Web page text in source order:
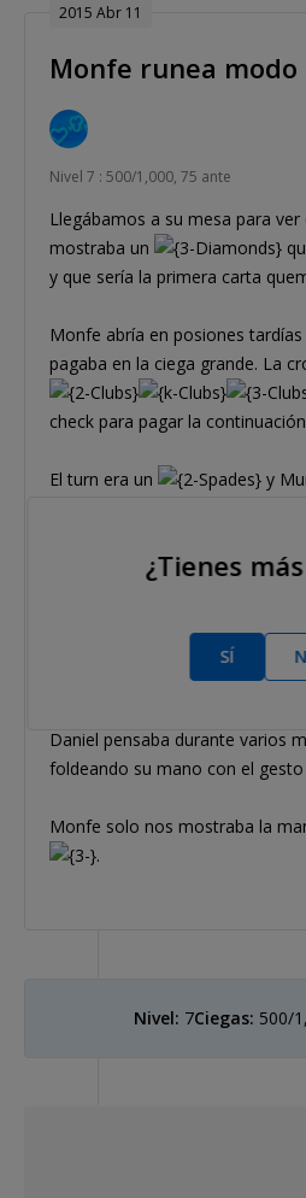
2015 Abr 11
Monfe runea modo
Nivel 7 : 500/1,000, 75 ante
Llegábamos a su mesa para
mostraba un
y que sería la primera carta
Monfe abría en posiones
pagaba en la ciega grande. La
check para pagar la
El turn era un
y
segundos, pero pasado ese
cubriendo ampliamente a su
Daniel pensaba durante varios
foldeando su mano con el
Monfe solo nos mostraba la
.
Nivel: 7Ciegas: 500/
¿Tienes
SÍ